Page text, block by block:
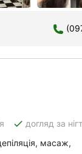
done догляд за
масаж,